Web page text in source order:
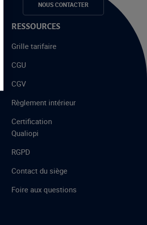
NOUS CONTACTER
RESSOURCES
Grille tarifaire
CGU
CGV
Règlement intérieur
Certification
Qualiopi
RGPD
Contact du siège
Foire aux questions